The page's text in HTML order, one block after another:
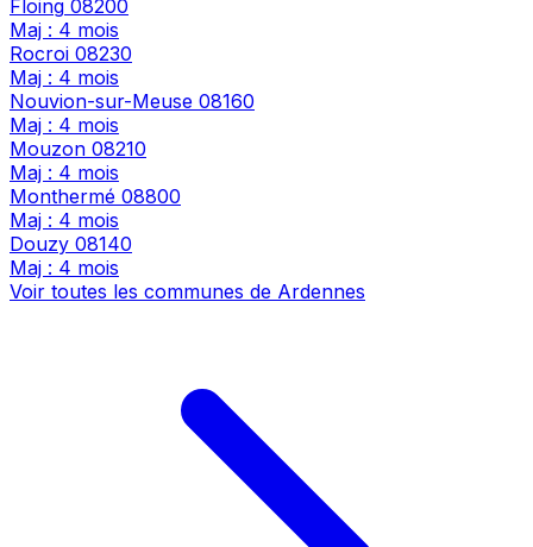
Floing 08200
Maj : 4 mois
Rocroi 08230
Maj : 4 mois
Nouvion-sur-Meuse 08160
Maj : 4 mois
Mouzon 08210
Maj : 4 mois
Monthermé 08800
Maj : 4 mois
Douzy 08140
Maj : 4 mois
Voir toutes les communes de Ardennes